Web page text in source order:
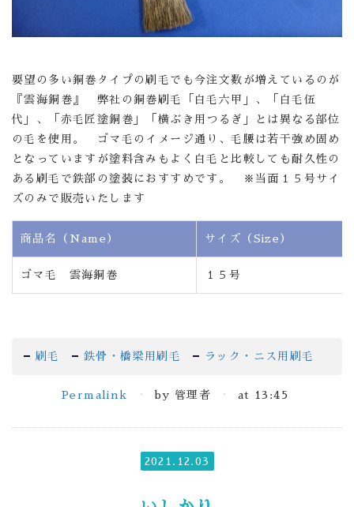
要望の多い銅巻タイプの刷毛でも今注文数が増えているのが
『雲海銅巻』 弊社の銅巻刷毛「白毛六甲」、「白毛伍
代」、「赤毛匠塗銅巻」「横ぶき用つるぎ」とは異なる部位
の毛を使用。 ゴマ毛のイメージ通り、毛腰は若干強め固め
となっていますが塗料含みもよく白毛と比較しても耐久性の
ある刷毛で鉄部の塗装におすすめです。 ※当面１５号サイ
ズのみで販売いたします
商品名（Name） サイズ（Size）
ゴマ毛 雲海銅巻 １５号
刷毛 鉄骨・橋梁用刷毛 ラック・ニス用刷毛
Permalink by 管理者 at 13:45
2021.12.03